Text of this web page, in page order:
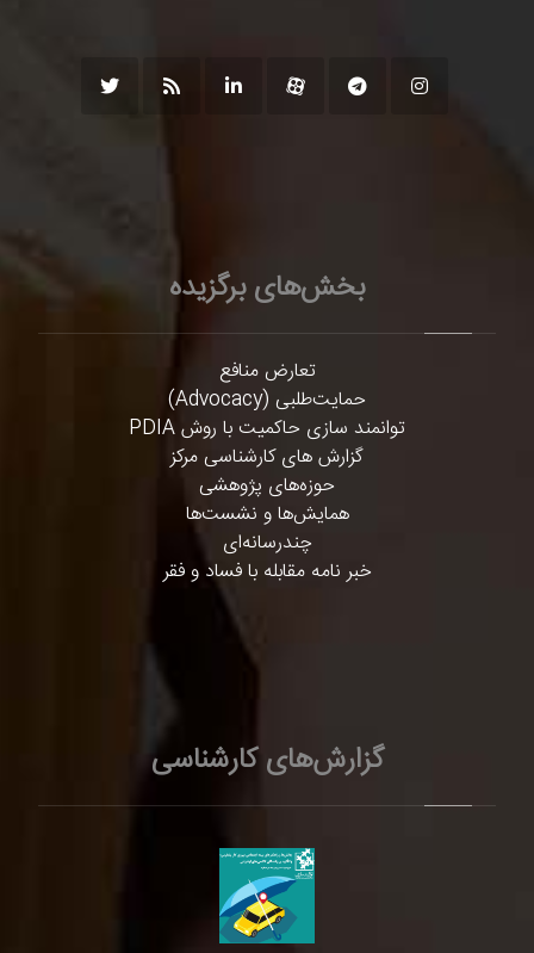
بخش‌های برگزیده
تعارض منافع
حمایت‌طلبی (Advocacy)
توانمند سازی حاکمیت با روش PDIA
گزارش های کارشناسی مرکز
حوزه‌های پژوهشی
همایش‌ها و نشست‌ها
چندرسانه‌ای
خبر نامه مقابله با فساد و فقر
گزارش‌های کارشناسی